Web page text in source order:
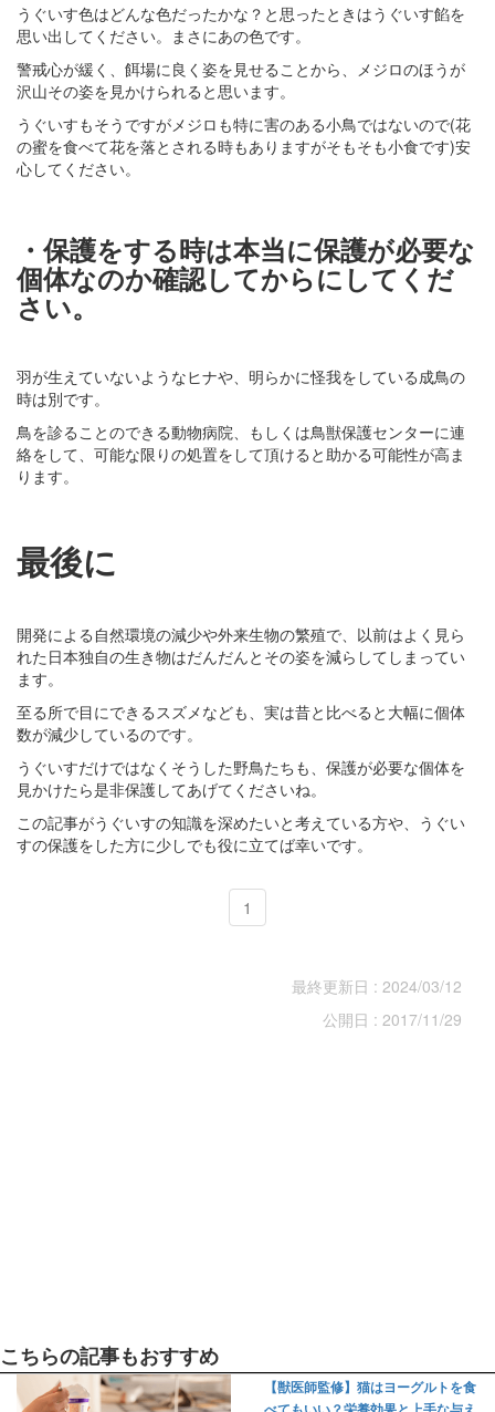
うぐいす色はどんな色だったかな？と思ったときはうぐいす餡を
思い出してください。まさにあの色です。
警戒心が緩く、餌場に良く姿を見せることから、メジロのほうが
沢山その姿を見かけられると思います。
うぐいすもそうですがメジロも特に害のある小鳥ではないので(花
の蜜を食べて花を落とされる時もありますがそもそも小食です)安
心してください。
・保護をする時は本当に保護が必要な
個体なのか確認してからにしてくだ
さい。
羽が生えていないようなヒナや、明らかに怪我をしている成鳥の
時は別です。
鳥を診ることのできる動物病院、もしくは鳥獣保護センターに連
絡をして、可能な限りの処置をして頂けると助かる可能性が高ま
ります。
最後に
開発による自然環境の減少や外来生物の繁殖で、以前はよく見ら
れた日本独自の生き物はだんだんとその姿を減らしてしまってい
ます。
至る所で目にできるスズメなども、実は昔と比べると大幅に個体
数が減少しているのです。
うぐいすだけではなくそうした野鳥たちも、保護が必要な個体を
見かけたら是非保護してあげてくださいね。
この記事がうぐいすの知識を深めたいと考えている方や、うぐい
すの保護をした方に少しでも役に立てば幸いです。
1
最終更新日 : 2024/03/12
公開日 : 2017/11/29
こちらの記事もおすすめ
【獣医師監修】猫はヨーグルトを食